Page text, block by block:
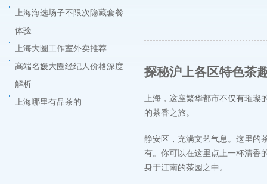
上海海选场子不限次隐藏套餐
体验
上海大圈工作室外卖推荐
高端名媛大圈经纪人价格深度
解析
上海哪里有品茶的
探秘沪上各区特色茶
上海，这座繁华都市不仅有璀
的茶香之旅。
静安区，充满文艺气息。这里的
有。你可以在这里点上一杯清香
身于江南的茶园之中。